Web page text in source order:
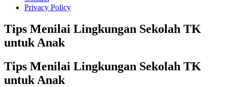
Privacy Policy
Tips Menilai Lingkungan Sekolah TK
untuk Anak
Tips Menilai Lingkungan Sekolah TK
untuk Anak